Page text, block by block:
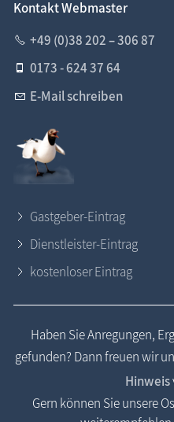
Kontakt Webmaster
+49 (0)38 202 – 306 87
0173 - 624 37 64
E-Mail schreiben
Gastgeber-Eintrag
Dienstleister-Eintrag
kostenloser Eintrag
Haben Sie Anregungen,
gefunden? Dann freuen wir
Hinweis
Gern können Sie unsere